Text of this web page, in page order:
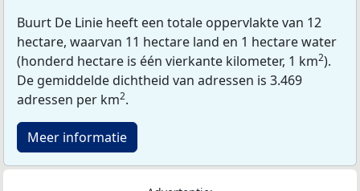
Buurt De Linie heeft een totale oppervlakte van 12
hectare, waarvan 11 hectare land en 1 hectare water
(honderd hectare is één vierkante kilometer, 1 km2).
De gemiddelde dichtheid van adressen is 3.469
adressen per km2.
Meer informatie